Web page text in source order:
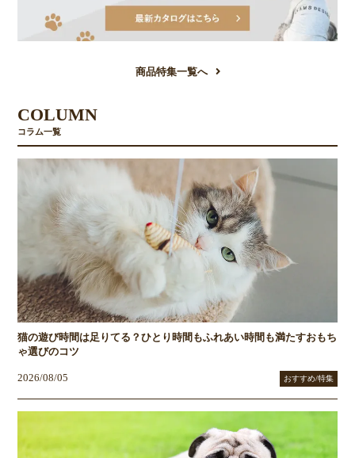
商品特集一覧へ
COLUMN
コラム一覧
猫の遊び時間は足りてる？ひとり時間もふれあい時間も満たすおもち
ゃ選びのコツ
2026/08/05 おすすめ/特集